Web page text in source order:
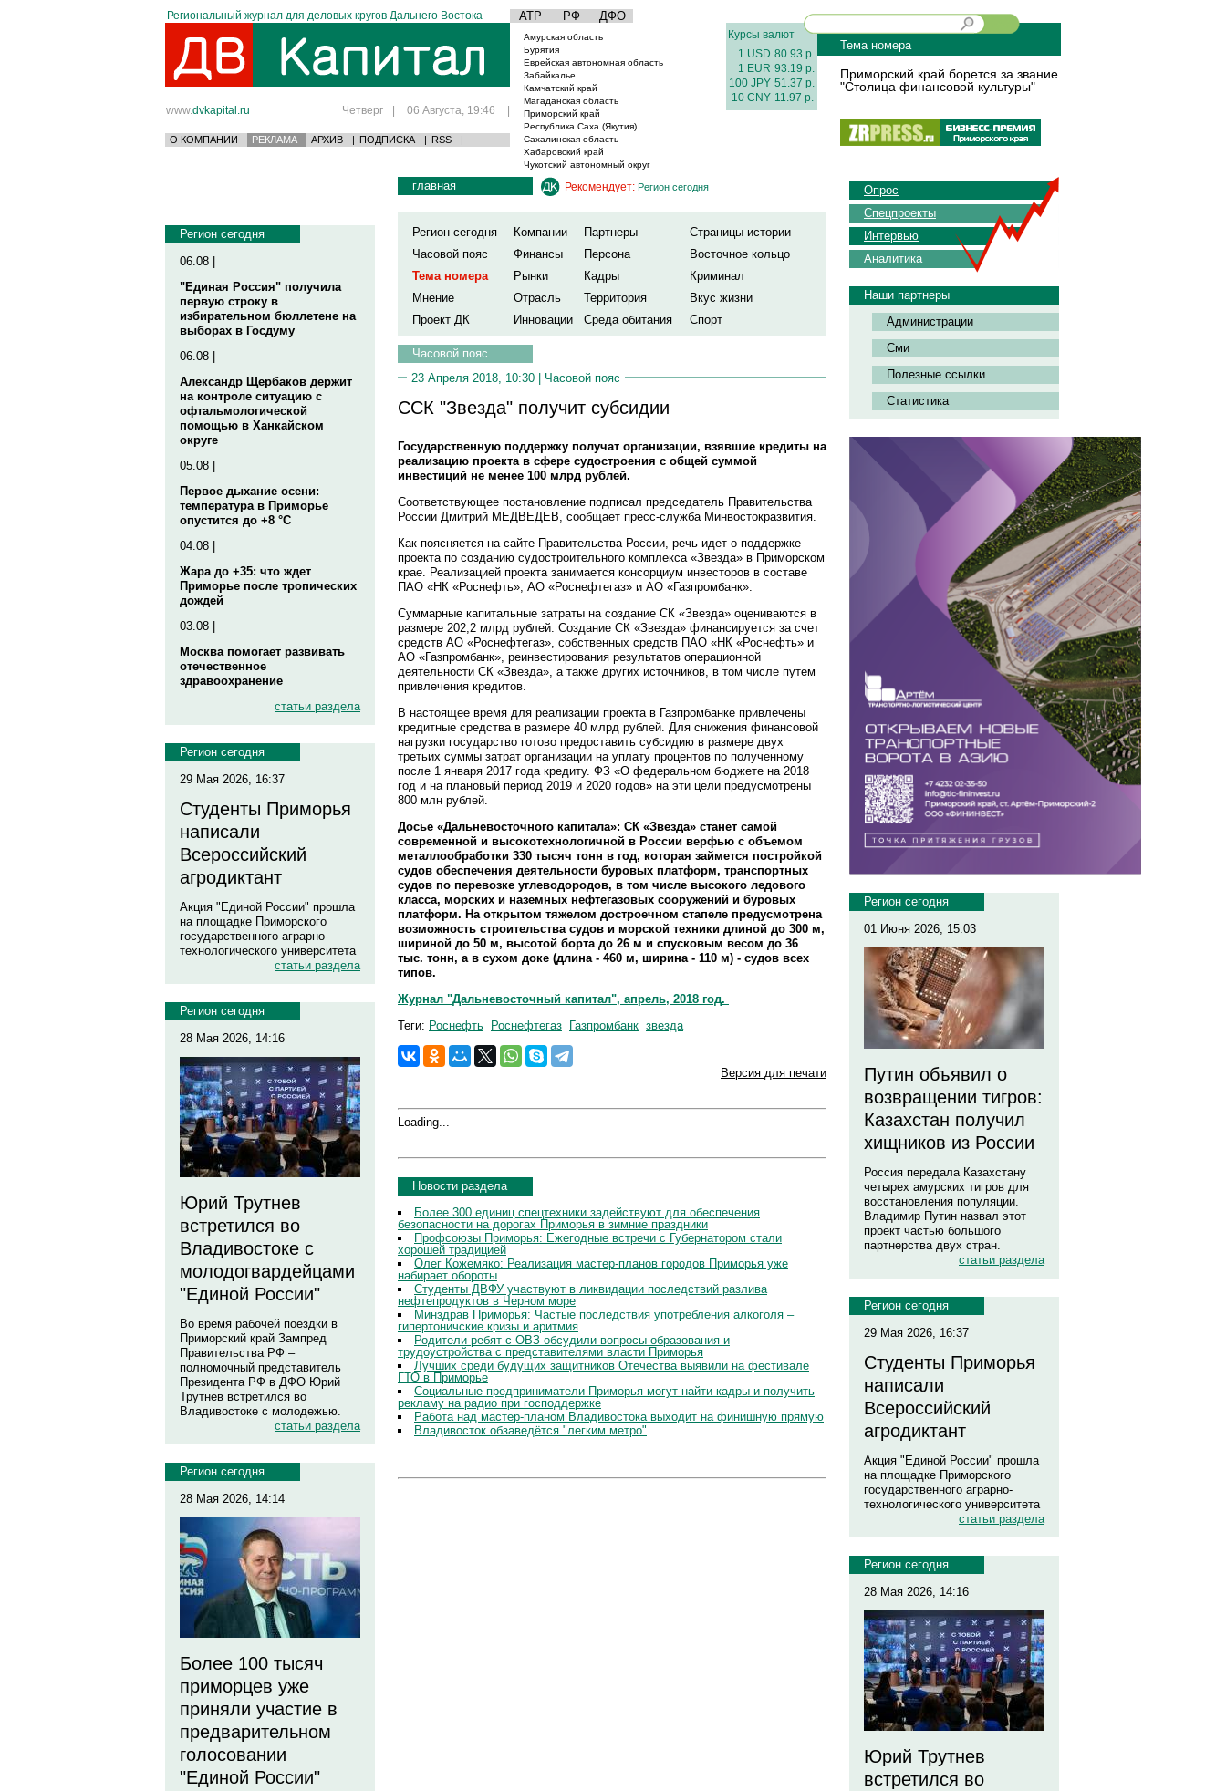
Региональный журнал для деловых кругов Дальнего Востока АТР РФ ДФО
www.dvkapital.ru Четверг | 06 Августа, 19:46 |
О КОМПАНИИ РЕКЛАМА АРХИВ | ПОДПИСКА | RSS |
Амурская область
Бурятия
Еврейская автономная область
Забайкалье
Камчатский край
Магаданская область
Приморский край
Республика Саха (Якутия)
Сахалинская область
Хабаровский край
Чукотский автономный округ
Курсы валют
1 USD 80.93 р.
1 EUR 93.19 р.
100 JPY 51.37 р.
10 CNY 11.97 р.
Тема номера
Приморский край борется за звание
"Столица финансовой культуры"
Регион сегодня
06.08 |
"Единая Россия" получила
первую строку в
избирательном бюллетене на
выборах в Госдуму
06.08 |
Александр Щербаков держит
на контроле ситуацию с
офтальмологической
помощью в Ханкайском
округе
05.08 |
Первое дыхание осени:
температура в Приморье
опустится до +8 °C
04.08 |
Жара до +35: что ждет
Приморье после тропических
дождей
03.08 |
Москва помогает развивать
отечественное
здравоохранение
статьи раздела
Регион сегодня
29 Мая 2026, 16:37
Студенты Приморья
написали
Всероссийский
агродиктант
Акция "Единой России" прошла
на площадке Приморского
государственного аграрно-
технологического университета
статьи раздела
Регион сегодня
28 Мая 2026, 14:16
Юрий Трутнев
встретился во
Владивостоке с
молодогвардейцами
"Единой России"
Во время рабочей поездки в
Приморский край Зампред
Правительства РФ –
полномочный представитель
Президента РФ в ДФО Юрий
Трутнев встретился во
Владивостоке с молодежью.
статьи раздела
Регион сегодня
28 Мая 2026, 14:14
Более 100 тысяч
приморцев уже
приняли участие в
предварительном
голосовании
"Единой России"
главная Рекомендует: Регион сегодня
Регион сегодня Компании Партнеры
Страницы истории
Часовой пояс
Финансы Персона
Восточное кольцо
Тема номера
Рынки Кадры
Криминал
Мнение
Отрасль Территория
Вкус жизни
Проект ДК
Инновации Среда обитания Спорт
Часовой пояс
23 Апреля 2018, 10:30 | Часовой пояс
ССК "Звезда" получит субсидии
Государственную поддержку получат организации, взявшие кредиты на
реализацию проекта в сфере судостроения с общей суммой
инвестиций не менее 100 млрд рублей.
Соответствующее постановление подписал председатель Правительства
России Дмитрий МЕДВЕДЕВ, сообщает пресс-служба Минвостокразвития.
Как поясняется на сайте Правительства России, речь идет о поддержке
проекта по созданию судостроительного комплекса «Звезда» в Приморском
крае. Реализацией проекта занимается консорциум инвесторов в составе
ПАО «НК «Роснефть», АО «Роснефтегаз» и АО «Газпромбанк».
Суммарные капитальные затраты на создание СК «Звезда» оцениваются в
размере 202,2 млрд рублей. Создание СК «Звезда» финансируется за счет
средств АО «Роснефтегаз», собственных средств ПАО «НК «Роснефть» и
АО «Газпромбанк», реинвестирования результатов операционной
деятельности СК «Звезда», а также других источников, в том числе путем
привлечения кредитов.
В настоящее время для реализации проекта в Газпромбанке привлечены
кредитные средства в размере 40 млрд рублей. Для снижения финансовой
нагрузки государство готово предоставить субсидию в размере двух
третьих суммы затрат организации на уплату процентов по полученному
после 1 января 2017 года кредиту. ФЗ «О федеральном бюджете на 2018
год и на плановый период 2019 и 2020 годов» на эти цели предусмотрены
800 млн рублей.
Досье «Дальневосточного капитала»: СК «Звезда» станет самой
современной и высокотехнологичной в России верфью с объемом
металлообработки 330 тысяч тонн в год, которая займется постройкой
судов обеспечения деятельности буровых платформ, транспортных
судов по перевозке углеводородов, в том числе высокого ледового
класса, морских и наземных нефтегазовых сооружений и буровых
платформ. На открытом тяжелом достроечном стапеле предусмотрена
возможность строительства судов и морской техники длиной до 300 м,
шириной до 50 м, высотой борта до 26 м и спусковым весом до 36
тыс. тонн, а в сухом доке (длина - 460 м, ширина - 110 м) - судов всех
типов.
Журнал "Дальневосточный капитал", апрель, 2018 год.
Теги: Роснефть Роснефтегаз Газпромбанк звезда
Версия для печати
Loading...
Новости раздела
Более 300 единиц спецтехники задействуют для обеспечения
безопасности на дорогах Приморья в зимние праздники
Профсоюзы Приморья: Ежегодные встречи с Губернатором стали
хорошей традицией
Олег Кожемяко: Реализация мастер-планов городов Приморья уже
набирает обороты
Студенты ДВФУ участвуют в ликвидации последствий разлива
нефтепродуктов в Черном море
Минздрав Приморья: Частые последствия употребления алкоголя –
гипертоничские кризы и аритмия
Родители ребят с ОВЗ обсудили вопросы образования и
трудоустройства с представителями власти Приморья
Лучших среди будущих защитников Отечества выявили на фестивале
ГТО в Приморье
Социальные предприниматели Приморья могут найти кадры и получить
рекламу на радио при господдержке
Работа над мастер-планом Владивостока выходит на финишную прямую
Владивосток обзаведётся "легким метро"
Опрос
Спецпроекты
Интервью
Аналитика
Наши партнеры
Администрации
Сми
Полезные ссылки
Статистика
Регион сегодня
01 Июня 2026, 15:03
Путин объявил о
возвращении тигров:
Казахстан получил
хищников из России
Россия передала Казахстану
четырех амурских тигров для
восстановления популяции.
Владимир Путин назвал этот
проект частью большого
партнерства двух стран.
статьи раздела
Регион сегодня
29 Мая 2026, 16:37
Студенты Приморья
написали
Всероссийский
агродиктант
Акция "Единой России" прошла
на площадке Приморского
государственного аграрно-
технологического университета
статьи раздела
Регион сегодня
28 Мая 2026, 14:16
Юрий Трутнев
встретился во